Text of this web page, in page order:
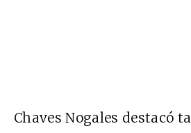
Chaves Nogales destacó